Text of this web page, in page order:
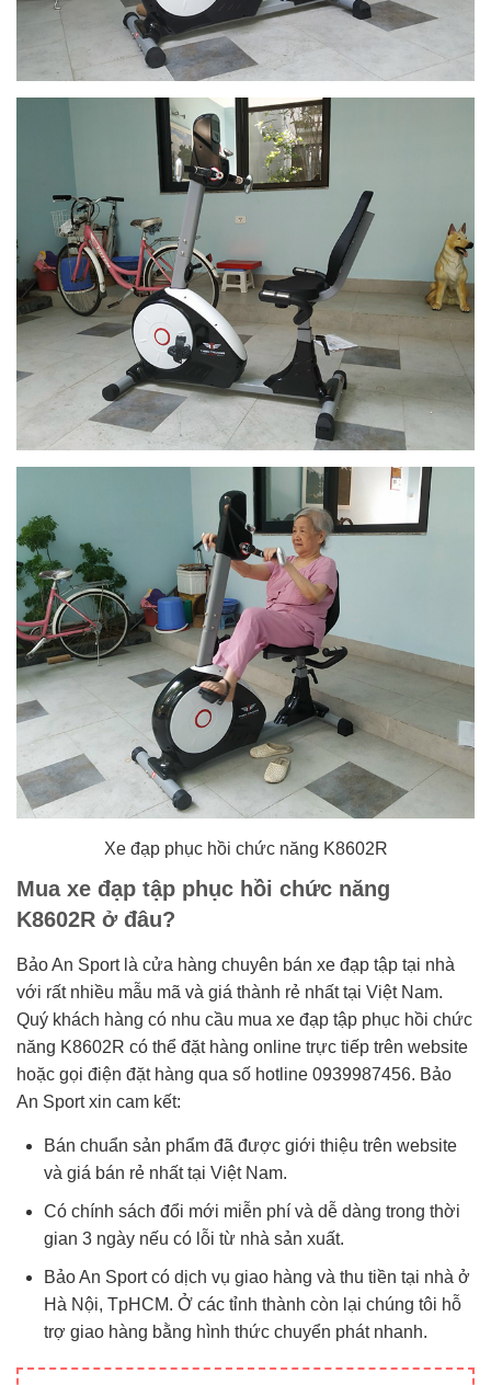
Xe đạp phục hồi chức năng K8602R
Mua xe đạp tập phục hồi chức năng
K8602R ở đâu?
Bảo An Sport là cửa hàng chuyên bán xe đạp tập tại nhà
với rất nhiều mẫu mã và giá thành rẻ nhất tại Việt Nam.
Quý khách hàng có nhu cầu mua xe đạp tập phục hồi chức
năng K8602R có thể đặt hàng online trực tiếp trên website
hoặc gọi điện đặt hàng qua số hotline 0939987456. Bảo
An Sport xin cam kết:
Bán chuẩn sản phẩm đã được giới thiệu trên website
và giá bán rẻ nhất tại Việt Nam.
Có chính sách đổi mới miễn phí và dễ dàng trong thời
gian 3 ngày nếu có lỗi từ nhà sản xuất.
Bảo An Sport có dịch vụ giao hàng và thu tiền tại nhà ở
Hà Nội, TpHCM. Ở các tỉnh thành còn lại chúng tôi hỗ
trợ giao hàng bằng hình thức chuyển phát nhanh.